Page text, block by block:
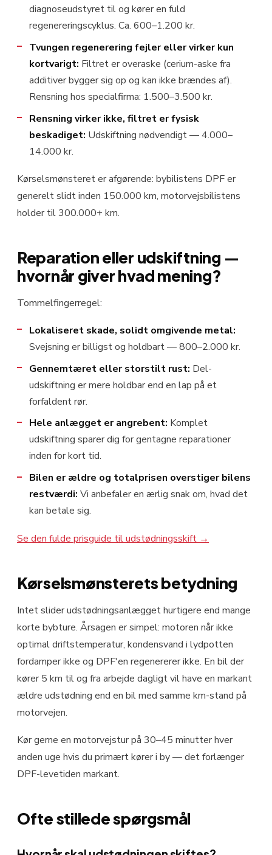
diagnoseudstyret til og kører en fuld
regenereringscyklus. Ca. 600–1.200 kr.
Tvungen regenerering fejler eller virker kun
kortvarigt: Filtret er overaske (cerium-aske fra
additiver bygger sig op og kan ikke brændes af).
Rensning hos specialfirma: 1.500–3.500 kr.
Rensning virker ikke, filtret er fysisk
beskadiget: Udskiftning nødvendigt — 4.000–
14.000 kr.
Kørselsmønsteret er afgørende: bybilistens DPF er
generelt slidt inden 150.000 km, motorvejsbilistens
holder til 300.000+ km.
Reparation eller udskiftning —
hvornår giver hvad mening?
Tommelfingerregel:
Lokaliseret skade, solidt omgivende metal:
Svejsning er billigst og holdbart — 800–2.000 kr.
Gennemtæret eller storstilt rust: Del-
udskiftning er mere holdbar end en lap på et
forfaldent rør.
Hele anlægget er angrebent: Komplet
udskiftning sparer dig for gentagne reparationer
inden for kort tid.
Bilen er ældre og totalprisen overstiger bilens
restværdi: Vi anbefaler en ærlig snak om, hvad det
kan betale sig.
Se den fulde prisguide til udstødningsskift →
Kørselsmønsterets betydning
Intet slider udstødningsanlægget hurtigere end mange
korte bybture. Årsagen er simpel: motoren når ikke
optimal driftstemperatur, kondensvand i lydpotten
fordamper ikke og DPF'en regenererer ikke. En bil der
kører 5 km til og fra arbejde dagligt vil have en markant
ældre udstødning end en bil med samme km-stand på
motorvejen.
Kør gerne en motorvejstur på 30–45 minutter hver
anden uge hvis du primært kører i by — det forlænger
DPF-levetiden markant.
Ofte stillede spørgsmål